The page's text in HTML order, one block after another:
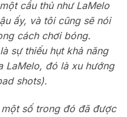
cầu thủ như LaMelo
ấy, và tôi cũng sẽ nói
cách chơi bóng.
sự thiếu hụt khả năng
LaMelo, đó là xu hướng
shots).
số trong đó đã được